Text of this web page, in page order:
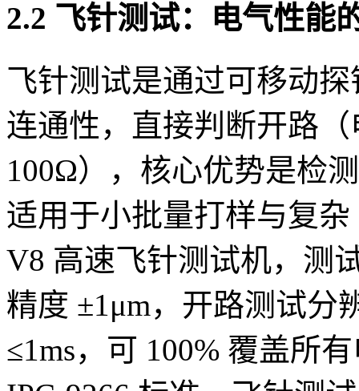
2.2 飞针测试：电气性能
飞针测试是通过可移动
连通性，直接判断开路
100Ω），核心优势是检
适用于小批量打样与复
V8 高速飞针测试机，测
精度 ±1μm，开路测试分
≤1ms，可 100% 覆盖所